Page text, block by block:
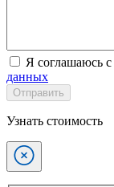
Я соглашаюсь с
данных
Отправить
Узнать стоимость